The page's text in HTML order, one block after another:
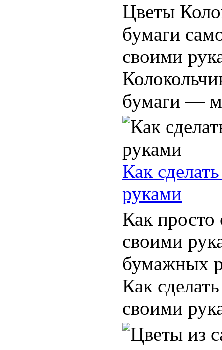
Цветы
бумаги
своими
бумаги —
Как
руками
Как просто
своими
бумажных
Как
своими